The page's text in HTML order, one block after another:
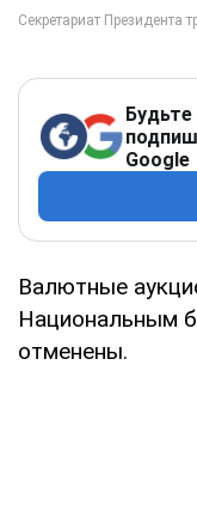
Google
Валютные
Национальным
отменены.